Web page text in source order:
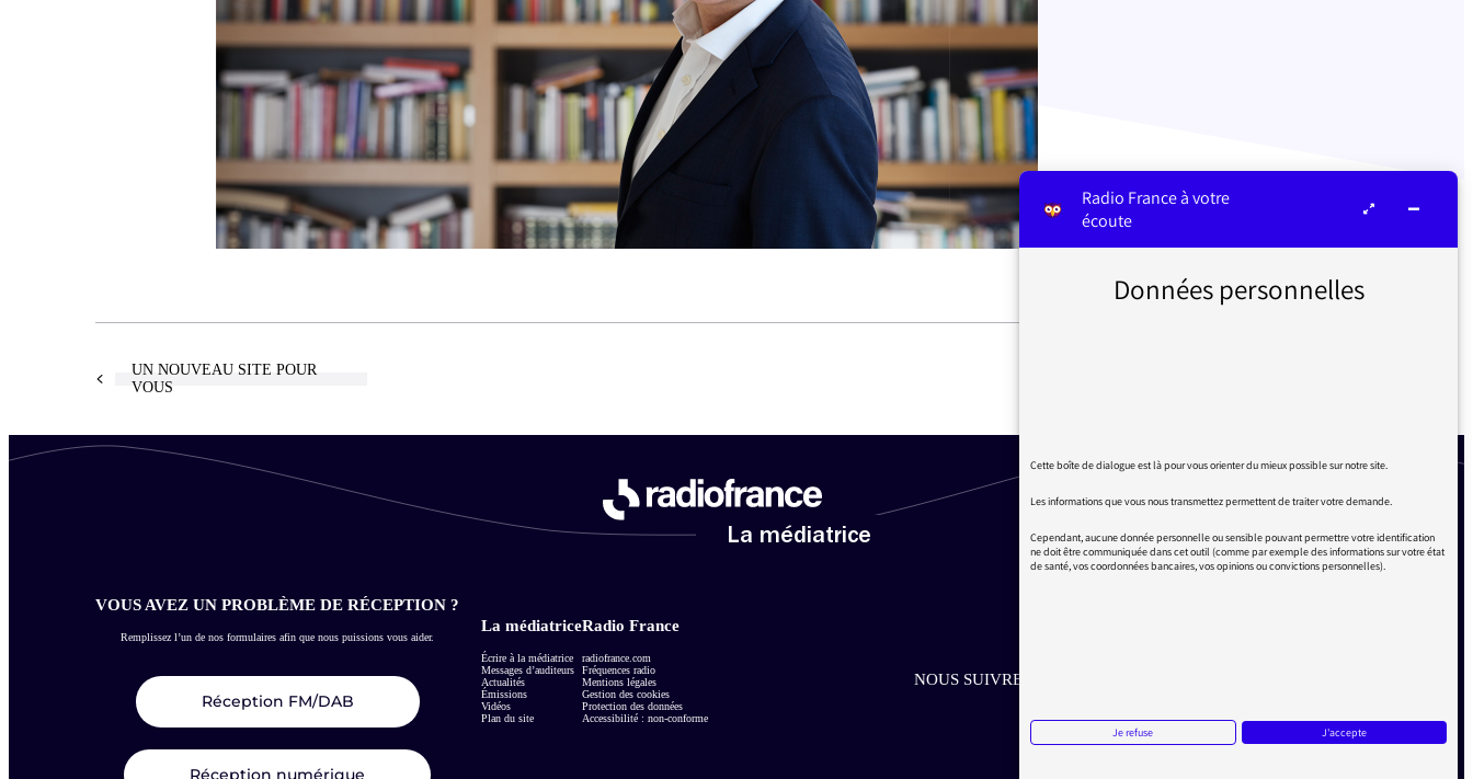
UN NOUVEAU SITE POUR
VOUS
La médiatrice
VOUS AVEZ UN PROBLÈME DE RÉCEPTION ?
Remplissez l’un de nos formulaires afin que nous puissions vous aider.
Réception FM/DAB
Réception numérique
La médiatrice
Écrire à la médiatrice
Messages d’auditeurs
Actualités
Émissions
Vidéos
Plan du site
Radio France
radiofrance.com
Fréquences radio
Mentions légales
Gestion des cookies
Protection des données
Accessibilité : non-conforme
NOUS SUIVRE SUR LES RÉSEAUX
Aller sur la page Facebook de la Médiatrice
Aller sur la page Twitter de la Médiatrice
Aller sur la page Instagram de la Médiatrice
Radio France à votre
écoute
Données personnelles
Cette boîte de dialogue est là pour vous orienter du mieux possible sur notre site.
Les informations que vous nous transmettez permettent de traiter votre demande.
Cependant, aucune donnée personnelle ou sensible pouvant permettre votre identification
ne doit être communiquée dans cet outil (comme par exemple des informations sur votre état
de santé, vos coordonnées bancaires, vos opinions ou convictions personnelles).
Je refuse J'accepte